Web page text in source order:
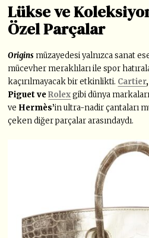
Lükse ve
Özel Parçalar
Origins müzayedesi yalnızca sanat
mücevher meraklıları ile spor
kaçırılmayacak bir etkinlikti. Cartier
Piguet veRolexgibi dünya
ve Hermès’in ultra-nadir çantaları
çeken diğer parçalar arasındaydı.